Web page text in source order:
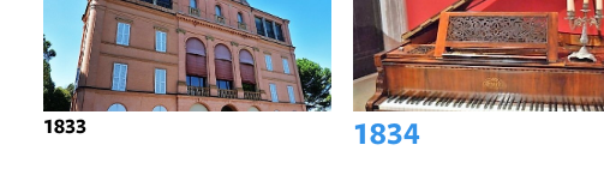
1833 1834